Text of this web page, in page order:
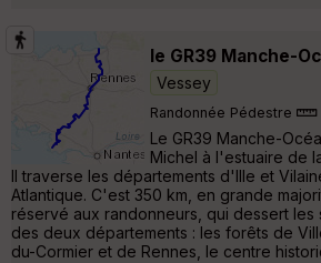
le GR39 Manche-
Vessey
Randonnée Pédestre
Le GR39 Manche-
Michel à l'estuaire de
Il traverse les départements d'Ille et
Atlantique. C'est 350 km, en grande
réservé aux randonneurs, qui dessert les
des deux départements : les forêts de
du-Cormier et de Rennes, le centre